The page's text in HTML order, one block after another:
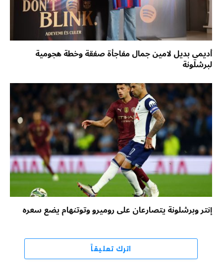
أديمي بديل لامين جمال مفاجأة صفقة وخطة هجومية
لبرشلونة
إنتر وبرشلونة يتصارعان على روميرو وتوتنهام يضع سعره
اترك تعليقاً